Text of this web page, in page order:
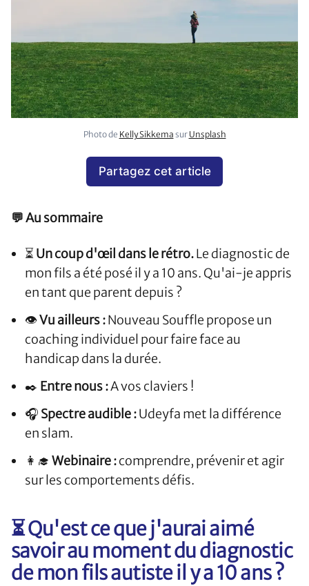
Photo de Kelly Sikkema sur Unsplash
Partagez cet article
💬 Au sommaire
⏳Un coup d'œil dans le rétro.Le diagnostic de
mon fils a été posé il y a 10 ans. Qu'ai-je appris
en tant que parent depuis ?
👁️Vu ailleurs :Nouveau Souffle propose un
coaching individuel pour faire face au
handicap dans la durée.
✒️ Entre nous :A vos claviers !
🎧 Spectre audible :Udeyfa met la différence
en slam.
👩‍🎓 Webinaire :comprendre, prévenir et agir
sur les comportements défis.
⏳ Qu'est ce que j'aurai aimé
savoir au moment du diagnostic
de mon fils autiste il y a 10 ans ?